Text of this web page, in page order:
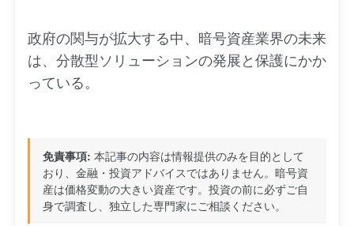
政府の関与が拡大する中、暗号資産業界の未来
は、分散型ソリューションの発展と保護にかか
っている。
免責事項: 本記事の内容は情報提供のみを目的として
おり、金融・投資アドバイスではありません。暗号資
産は価格変動の大きい資産です。投資の前に必ずご自
身で調査し、独立した専門家にご相談ください。